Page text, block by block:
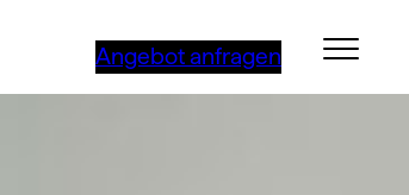
Angebot anfragen